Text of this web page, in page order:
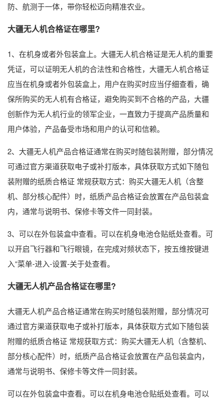
防、航测于一体，带你轻松迈向精准农业。
大疆无人机合格证在哪里?
1、在机身或者外包装盒上。大疆无人机合格证是无人机的重要
凭证，可以证明无人机的合法性和合格性，大疆无人机合格证
应当在机身或者外包装盒上，用户在购买时应当仔细查看，确
保所购买的无人机有合格证，避免购买到不合格的产品，大疆
创新作为无人机行业的领军企业，一直致力于提高产品质量和
用户体验，产品备受市场和用户的认可和信赖。
2、大疆无人机产品合格证通常在购买时随包装附赠，部分情况
可通过官方渠道获取电子或补打版本，具体获取方式如下随包
装附赠的纸质合格证 常规获取方式：购买大疆无人机（含整
机、部分核心配件）时，纸质产品合格证会放置在产品包装盒
内，通常与说明书、保修卡等文件一同封装。
3、可以在外包装盒中查看。可以在机身电池仓贴纸处查看。可
以开启飞行器和飞行眼镜，在完成对频状态下，按五维按键进
入“菜单-进入-设置-关于处查看。
大疆无人机产品合格证在哪里?
大疆无人机产品合格证通常在购买时随包装附赠，部分情况可
通过官方渠道获取电子或补打版本，具体获取方式如下随包装
附赠的纸质合格证 常规获取方式：购买大疆无人机（含整机、
部分核心配件）时，纸质产品合格证会放置在产品包装盒内，
通常与说明书、保修卡等文件一同封装。
可以在外包装盒中查看。可以在机身电池仓贴纸处查看。可以